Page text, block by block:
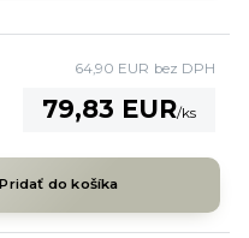
79,83 EUR/ks
64,90 EUR bez DPH
Pridať do košíka